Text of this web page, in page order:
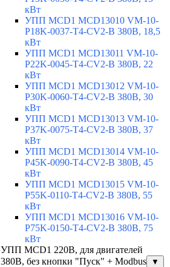
кВт
УПП MCD1 MCD13010 VM-10-
P18K-0037-T4-CV2-B 380В, 18,5
кВт
УПП MCD1 MCD13011 VM-10-
P22K-0045-T4-CV2-B 380В, 22
кВт
УПП MCD1 MCD13012 VM-10-
P30K-0060-T4-CV2-B 380В, 30
кВт
УПП MCD1 MCD13013 VM-10-
P37K-0075-T4-CV2-B 380В, 37
кВт
УПП MCD1 MCD13014 VM-10-
P45K-0090-T4-CV2-B 380В, 45
кВт
УПП MCD1 MCD13015 VM-10-
P55K-0110-T4-CV2-B 380В, 55
кВт
УПП MCD1 MCD13016 VM-10-
P75K-0150-T4-CV2-B 380В, 75
кВт
УПП MCD1 220В, для двигателей
380В, без кнопки "Пуск" + Modbus
▼